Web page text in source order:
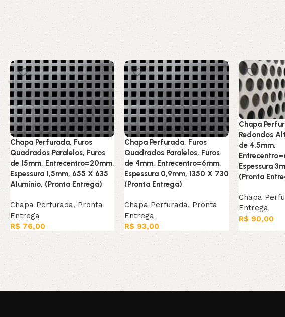
Chapa Perfurada, Furos
Quadrados Paralelos, Furos
de 15mm, Entrecentro=20mm,
Espessura 1,5mm, 655 X 635
Alumínio, (Pronta Entrega)
Chapa Perfurada, Pronta
Entrega
R$ 76,00
Adicionar ao carrinho
Chapa Perfurada, Furos
Quadrados Paralelos, Furos
de 4mm, Entrecentro=6mm,
Espessura 0,9mm, 1350 X 730
(Pronta Entrega)
Chapa Perfurada, Pronta
Entrega
R$ 93,00
Adicionar ao carrinho
Chapa
Redondos
de 4.5mm,
Espessura
(Pronta
Chapa
Entrega
R$ 90,00
Adicionar